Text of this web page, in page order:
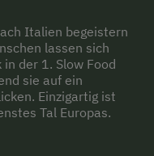
Italien begeistern
lassen sich
der 1. Slow Food
sie auf ein
Einzigartig ist
Tal Europas.